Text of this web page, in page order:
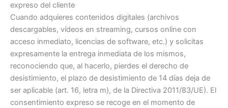
expreso del cliente
Cuando adquieres contenidos digitales (archivos
descargables, vídeos en streaming, cursos online con
acceso inmediato, licencias de software, etc.) y solicitas
expresamente la entrega inmediata de los mismos,
reconociendo que, al hacerlo, pierdes el derecho de
desistimiento, el plazo de desistimiento de 14 días deja de
ser aplicable (art. 16, letra m), de la Directiva 2011/83/UE). El
consentimiento expreso se recoge en el momento de